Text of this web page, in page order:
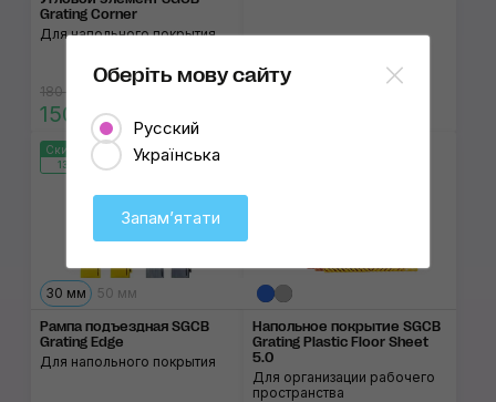
Grating Corner
Для напольного покрытия
180 ₴
150 ₴
Скидка 15%
132:41:08
30 мм 50 мм
Рампа подъездная SGCB
Grating Edge
Для напольного покрытия
Напольное покрытие SGCB
Grating Plastic Floor Sheet
5.0
Для организации рабочего
пространства
Оберіть мову сайту
Русский
Українська
Запамʼятати